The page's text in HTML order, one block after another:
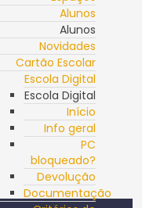
Alunos
Alunos
Novidades
Cartão Escolar
Escola Digital
Escola Digital
Início
Info geral
PC
bloqueado?
Devolução
Documentação